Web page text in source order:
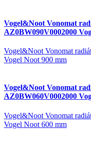
Vogel&Noot Vonomat
AZ0BW090V0002000
Vogel&Noot Vonomat
Vogel Noot 900 mm
Vogel&Noot Vonomat
AZ0BW060V0002000
Vogel&Noot Vonomat
Vogel Noot 600 mm